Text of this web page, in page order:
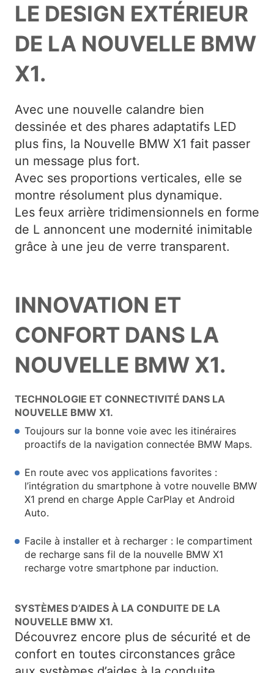
LE DESIGN EXTÉRIEUR
DE LA NOUVELLE BMW
X1.
Avec une nouvelle calandre bien
dessinée et des phares adaptatifs LED
plus fins, la Nouvelle BMW X1 fait passer
un message plus fort.
Avec ses proportions verticales, elle se
montre résolument plus dynamique.
Les feux arrière tridimensionnels en forme
de L annoncent une modernité inimitable
grâce à une jeu de verre transparent.
INNOVATION ET
CONFORT DANS LA
NOUVELLE BMW X1.
TECHNOLOGIE ET CONNECTIVITÉ DANS LA
NOUVELLE BMW X1.
Toujours sur la bonne voie avec les itinéraires
proactifs de la navigation connectée BMW Maps.
En route avec vos applications favorites :
l’intégration du smartphone à votre nouvelle BMW
X1 prend en charge Apple CarPlay et Android
Auto.
Facile à installer et à recharger : le compartiment
de recharge sans fil de la nouvelle BMW X1
recharge votre smartphone par induction.
SYSTÈMES D’AIDES À LA CONDUITE DE LA
NOUVELLE BMW X1.
Découvrez encore plus de sécurité et de
confort en toutes circonstances grâce